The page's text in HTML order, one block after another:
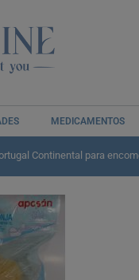
MEDICAMENTOS
Continental para
do Bebé Higiene